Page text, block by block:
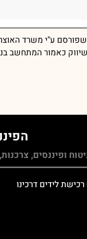
ע"י משרד
שיווק כאמור המתחשב
ופיננסים,
רכישת לידים דרכינו